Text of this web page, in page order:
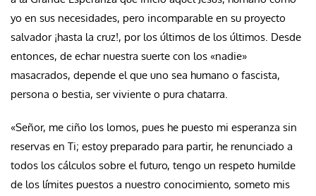
yo en sus necesidades, pero incomparable en su proyecto
salvador ¡hasta la cruz!, por los últimos de los últimos. Desde
entonces, de echar nuestra suerte con los «nadie»
masacrados, depende el que uno sea humano o fascista,
persona o bestia, ser viviente o pura chatarra.
«Señor, me ciño los lomos, pues he puesto mi esperanza sin
reservas en Ti; estoy preparado para partir, he renunciado a
todos los cálculos sobre el futuro, tengo un respeto humilde
de los límites puestos a nuestro conocimiento, someto mis